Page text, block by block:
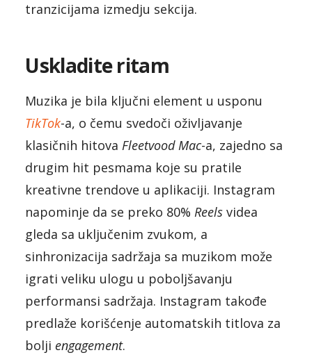
tranzicijama izmedju sekcija.
Uskladite ritam
Muzika je bila ključni element u usponu
TikTok-a, o čemu svedoči oživljavanje
klasičnih hitovaFleetvood Mac-a, zajedno sa
drugim hit pesmama koje su pratile
kreativne trendove u aplikaciji. Instagram
napominje da se preko 80%Reels videa
gleda sa uključenim zvukom, a
sinhronizacija sadržaja sa muzikom može
igrati veliku ulogu u poboljšavanju
performansi sadržaja. Instagram takođe
predlaže korišćenje automatskih titlova za
bolji engagement.